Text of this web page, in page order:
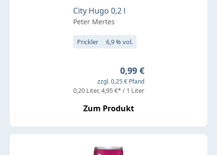
City Hugo 0,2 l
Peter Mertes
Prickler 6,9 % vol.
Regulärer Preis:
0,99 €
zzgl. 0,25 € Pfand
0,20 Liter 4,95 €* / 1 Liter
Zum Produkt